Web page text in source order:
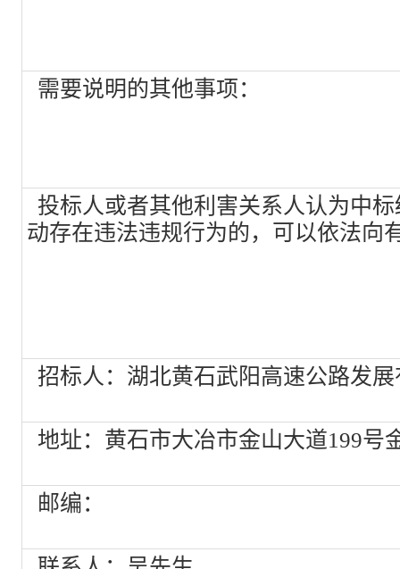
需要说明的其他事项：
投标人或者其他利害关系人认为中
动存在违法违规行为的，可以依法向
招标人：湖北黄石武阳高速公路发
地址：黄石市大冶市金山大道199号
邮编：